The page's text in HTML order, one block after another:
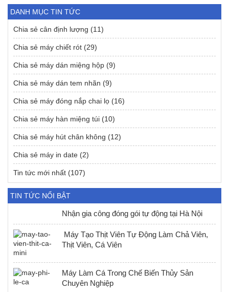
DANH MỤC TIN TỨC
Chia sẻ cân định lượng (11)
Chia sẻ máy chiết rót (29)
Chia sẻ máy dán miệng hộp (9)
Chia sẻ máy dán tem nhãn (9)
Chia sẻ máy đóng nắp chai lọ (16)
Chia sẻ máy hàn miệng túi (10)
Chia sẻ máy hút chân không (12)
Chia sẻ máy in date (2)
Tin tức mới nhất (107)
TIN TỨC NỔI BẬT
Nhận gia công đóng gói tự động tại Hà Nội
Máy Tạo Thịt Viên Tự Động Làm Chả Viên,
Thịt Viên, Cá Viên
Máy Làm Cá Trong Chế Biến Thủy Sản
Chuyên Nghiệp